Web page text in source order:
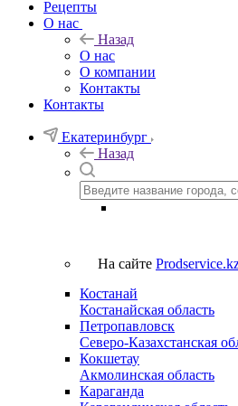
Рецепты
О нас
Назад
О нас
О компании
Контакты
Контакты
Екатеринбург
Назад
На сайте
Костанай
Костанайская область
Петропавловск
Северо-Казахстанская
Кокшетау
Акмолинская область
Караганда